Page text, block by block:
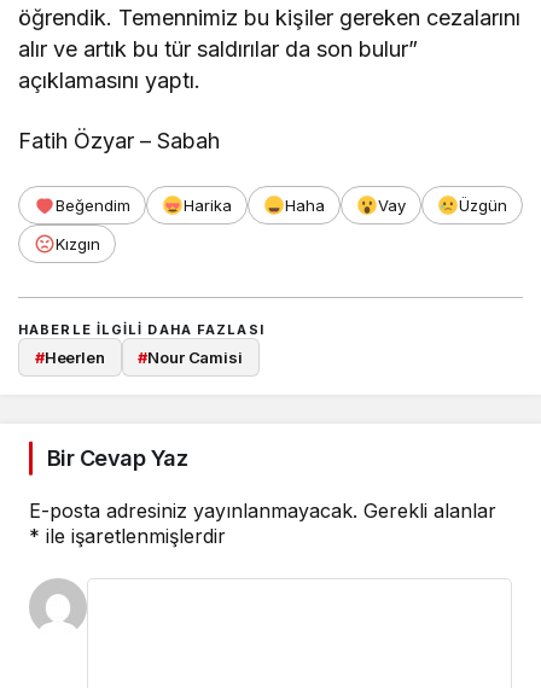
öğrendik. Temennimiz bu kişiler gereken cezalarını
alır ve artık bu tür saldırılar da son bulur”
açıklamasını yaptı.
Fatih Özyar – Sabah
Beğendim Harika Haha Vay
Üzgün
Kızgın
HABERLE ILGILI DAHA FAZLASI
#Heerlen #Nour Camisi
Bir Cevap Yaz
E-posta adresiniz yayınlanmayacak. Gerekli alanlar
* ile işaretlenmişlerdir